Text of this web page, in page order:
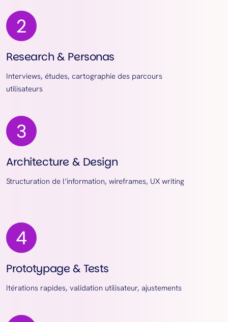
Research & Personas
Interviews, études, cartographie des parcours
utilisateurs
Architecture & Design
Structuration de l’information, wireframes, UX writing
Prototypage & Tests
Itérations rapides, validation utilisateur, ajustements